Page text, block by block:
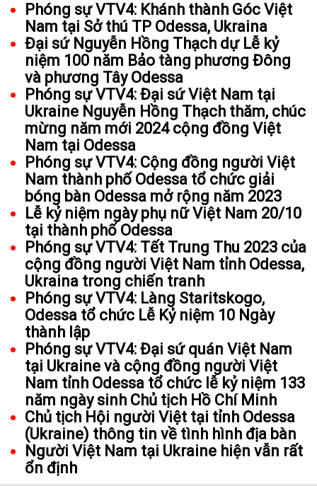
Phóng sự VTV4: Khánh thành Góc Việt
Nam tại Sở thú TP Odessa, Ukraina
Đại sứ Nguyễn Hồng Thạch dự Lễ kỷ
niệm 100 năm Bảo tàng phương Đông
và phương Tây Odessa
Phóng sự VTV4: Đại sứ Việt Nam tại
Ukraine Nguyễn Hồng Thạch thăm, chúc
mừng năm mới 2024 cộng đồng Việt
Nam tại Odessa
Phóng sự VTV4: Cộng đồng người Việt
Nam thành phố Odessa tổ chức giải
bóng bàn Odessa mở rộng năm 2023
Lễ kỷ niệm ngày phụ nữ Việt Nam 20/10
tại thành phố Odessa
Phóng sự VTV4: Tết Trung Thu 2023 của
cộng đồng người Việt Nam tỉnh Odessa,
Ukraina trong chiến tranh
Phóng sự VTV4: Làng Staritskogo,
Odessa tổ chức Lễ Kỷ niệm 10 Ngày
thành lập
Phóng sự VTV4: Đại sứ quán Việt Nam
tại Ukraine và cộng đồng người Việt
Nam tỉnh Odessa tổ chức lễ kỷ niệm 133
năm ngày sinh Chủ tịch Hồ Chí Minh
Chủ tịch Hội người Việt tại tỉnh Odessa
(Ukraine) thông tin về tình hình địa bàn
Người Việt Nam tại Ukraine hiện vẫn rất
ổn định